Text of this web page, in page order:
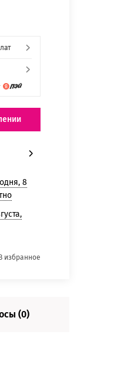
8
избранное
(0)